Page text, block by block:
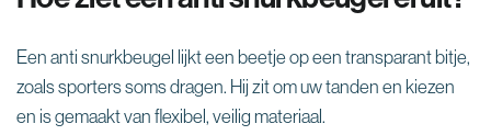
Een anti snurkbeugel lijkt een beetje op een transparant bitje,
zoals sporters soms dragen. Hij zit om uw tanden en kiezen
en is gemaakt van flexibel, veilig materiaal.